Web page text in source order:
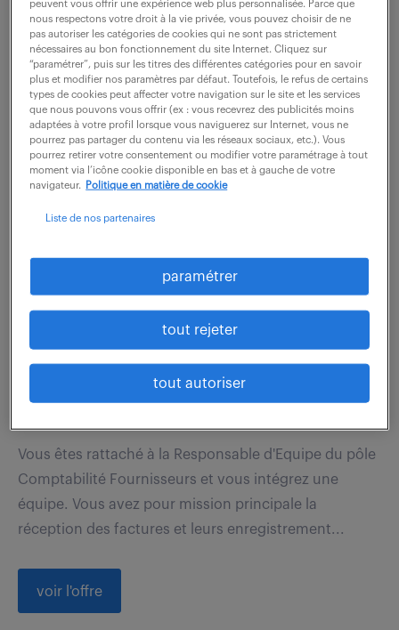
dernières offres -
spécialité finance.
recevoir les offres par mail
COMPTABLE FOURNISSEURS
(F/H)
5 août 2026
Bois Guillaume (76) intérim
Vous êtes rattaché à la Responsable d'Equipe du pôle
Comptabilité Fournisseurs et vous intégrez une
équipe. Vous avez pour mission principale la
réception des factures et leurs enregistrement...
voir l'offre
peuvent vous offrir une expérience web plus personnalisée. Parce que
nous respectons votre droit à la vie privée, vous pouvez choisir de ne
pas autoriser les catégories de cookies qui ne sont pas strictement
nécessaires au bon fonctionnement du site Internet. Cliquez sur
“paramétrer”, puis sur les titres des différentes catégories pour en savoir
plus et modifier nos paramètres par défaut. Toutefois, le refus de certains
types de cookies peut affecter votre navigation sur le site et les services
que nous pouvons vous offrir (ex : vous recevrez des publicités moins
adaptées à votre profil lorsque vous naviguerez sur Internet, vous ne
pourrez pas partager du contenu via les réseaux sociaux, etc.). Vous
pourrez retirer votre consentement ou modifier votre paramétrage à tout
moment via l’icône cookie disponible en bas et à gauche de votre
navigateur.
Politique en matière de cookie
Liste de nos partenaires
paramétrer
tout rejeter
tout autoriser